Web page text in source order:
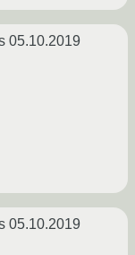
05.10.2019
05.10.2019